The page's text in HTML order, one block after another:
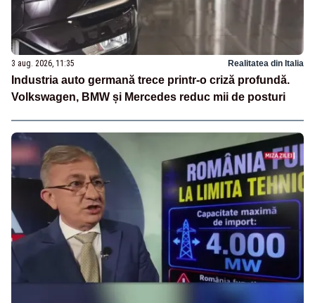
3 aug. 2026, 11:35 Realitatea din Italia
Industria auto germană trece printr-o criză profundă.
Volkswagen, BMW și Mercedes reduc mii de posturi